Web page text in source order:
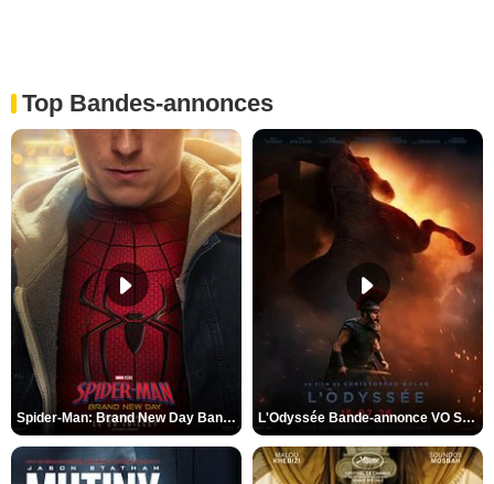
Top Bandes-annonces
Spider-Man: Brand New Day Bande-annonce VO STFR L'Odyssée Bande-annonce VO STFR